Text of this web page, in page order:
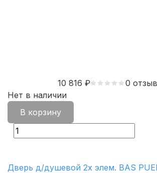
10 816 ₽
0
Нет в наличии
В корзину
Дверь д/душевой 2х элем. BAS